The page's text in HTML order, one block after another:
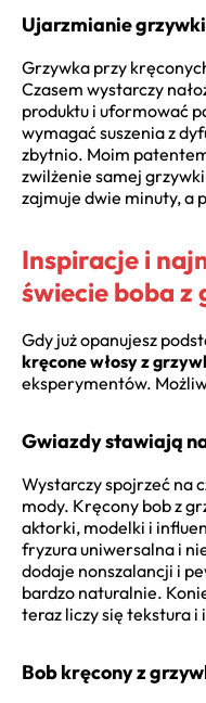
Ujarzmianie
Grzywka przy
Czasem wystarczy
produktu i uformować
wymagać suszenia z
zbytnio. Moim
zwilżenie samej
zajmuje dwie minuty, a
Inspiracje i
świecie boba z
Gdy już opanujesz
kręcone włosy z
eksperymentów.
Gwiazdy stawiają
Wystarczy spojrzeć na
mody. Kręcony bob z
aktorki, modelki i
fryzura uniwersalna i
dodaje nonszalancji i
bardzo naturalnie.
teraz liczy się tekstura i
Bob kręcony z